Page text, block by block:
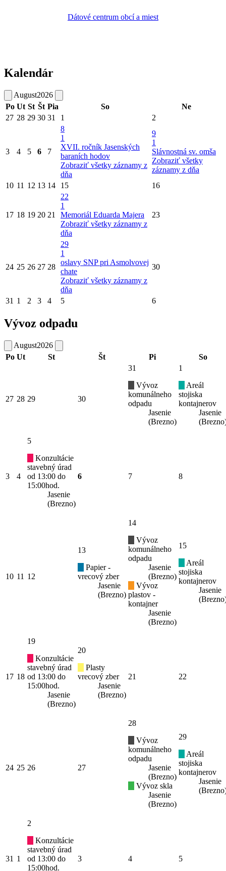
Dátové centrum obcí a miest
Kalendár
August2026
Po Ut St Št Pia So
Ne
27 28 29 30 31 1 2
3 4 5 6 7
8
1
XVII. ročník Jasenských
baraních hodov
Zobraziť všetky záznamy z
dňa
9
1
Slávnostná sv. omša
Zobraziť všetky
záznamy z dňa
10 11 12 13 14 15 16
17 18 19 20 21
22
1
Memoriál Eduarda Majera
Zobraziť všetky záznamy z
dňa
23
24 25 26 27 28
29
1
oslavy SNP pri Asmolvovej
chate
Zobraziť všetky záznamy z
dňa
30
31 1 2 3 4 5 6
Vývoz odpadu
August2026
Po Ut St Št Pi So
27 28 29 30
31
Vývoz
komunálneho
odpadu
Jasenie
(Brezno)
1
Areál
stojiska
kontajnerov
Jasenie
3 4
5
Konzultácie
stavebný úrad
od 13:00 do
15:00hod.
Jasenie
(Brezno)
6 7 8
10 11 12
13
Papier -
vrecový zber
Jasenie
(Brezno)
14
Vývoz
komunálneho
odpadu
Jasenie
(Brezno)
Vývoz
plastov -
kontajner
Jasenie
(Brezno)
15
Areál
stojiska
kontajnerov
Jasenie
17 18
19
Konzultácie
stavebný úrad
od 13:00 do
15:00hod.
Jasenie
(Brezno)
20
Plasty
vrecový zber
Jasenie
(Brezno)
21 22
24 25 26 27
28
Vývoz
komunálneho
odpadu
Jasenie
(Brezno)
Vývoz skla
Jasenie
(Brezno)
29
Areál
stojiska
kontajnerov
Jasenie
31 1
2
Konzultácie
stavebný úrad
od 13:00 do
15:00hod.
3 4 5